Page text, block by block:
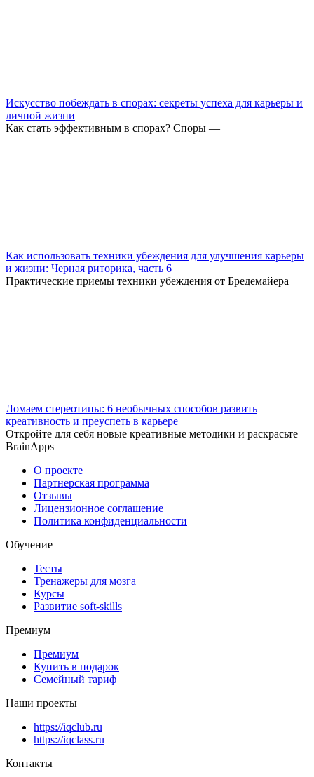
Искусство побеждать в спорах: секреты успеха для карьеры и
личной жизни
Как стать эффективным в спорах? Споры —
Как использовать техники убеждения для улучшения карьеры
и жизни: Черная риторика, часть 6
Практические приемы техники убеждения от Бредемайера
Ломаем стереотипы: 6 необычных способов развить
креативность и преуспеть в карьере
Откройте для себя новые креативные методики и раскрасьте
BrainApps
О проекте
Партнерская программа
Отзывы
Лицензионное соглашение
Политика конфиденциальности
Обучение
Тесты
Тренажеры для мозга
Курсы
Развитие soft-skills
Премиум
Премиум
Купить в подарок
Семейный тариф
Наши проекты
https://iqclub.ru
https://iqclass.ru
Контакты